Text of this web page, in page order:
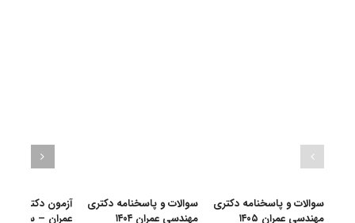
سوالات و پاسخنامه دکتری
مهندسی عمران ۱۴۰۵
سوالات و پاسخنامه دکتری
مهندسی عمران ۱۴۰۴
آزمون دکتری
عمران – سازه 91